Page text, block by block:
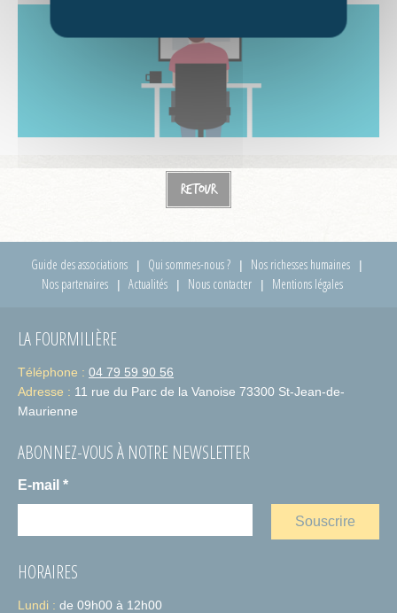
Retour
Guide des associations Qui sommes-nous ?
Nos richesses humaines
Nos partenaires
Actualités Nous contacter Mentions légales
LA FOURMILIÈRE
Téléphone : 04 79 59 90 56
Adresse : 11 rue du Parc de la Vanoise 73300 St-Jean-de-
Maurienne
ABONNEZ-VOUS À NOTRE NEWSLETTER
E-mail *
HORAIRES
Lundi : de 09h00 à 12h00